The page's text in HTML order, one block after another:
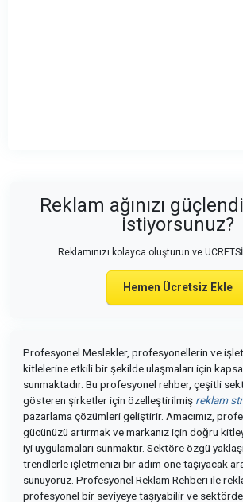
Reklam ağınızı
istiyorsunuz?
Reklamınızı kolayca oluşturun ve
Hemen Ücretsiz Ekle
Profesyonel Meslekler, profesyonellerin ve
kitlelerine etkili bir şekilde ulaşmaları için
sunmaktadır. Bu profesyonel rehber, çeşitli
gösteren şirketler için özelleştirilmiş reklam
pazarlama çözümleri geliştirir. Amacımız,
gücünüzü artırmak ve markanız için doğru
iyi uygulamaları sunmaktır. Sektöre özgü
trendlerle işletmenizi bir adım öne taşıyacak
sunuyoruz. Profesyonel Reklam Rehberi ile
profesyonel bir seviyeye taşıyabilir ve sektördeki